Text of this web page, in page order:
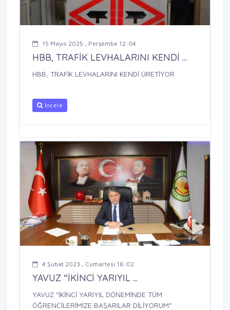
15 Mayıs 2025 , Perşembe 12:04
HBB, TRAFİK LEVHALARINI KENDİ ...
HBB, TRAFİK LEVHALARINI KENDİ ÜRETİYOR
İncele
4 Şubat 2023 , Cumartesi 16:02
YAVUZ “İKİNCİ YARIYIL ...
YAVUZ “İKİNCİ YARIYIL DÖNEMİNDE TÜM
ÖĞRENCİLERİMİZE BAŞARILAR DİLİYORUM”